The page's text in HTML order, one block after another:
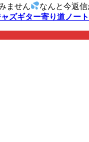
ません
なんと今返
ズギター寄り道ノー